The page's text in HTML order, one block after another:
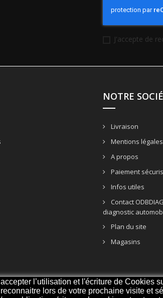
J'accepte de
NOTRE
Livraison
Mentions légales
A propos
Paiement
Infos utiles
Contact
diagnostic
Plan du site
Magasins
l’utilisation et l'écriture de Cookies
lors de votre prochaine visite et